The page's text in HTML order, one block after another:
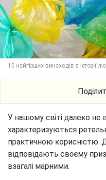
10 найгірших винаходів в історії
У нашому світі далеко не
характеризуються
практичною корисністю.
відповідають своєму
взагалі марними.